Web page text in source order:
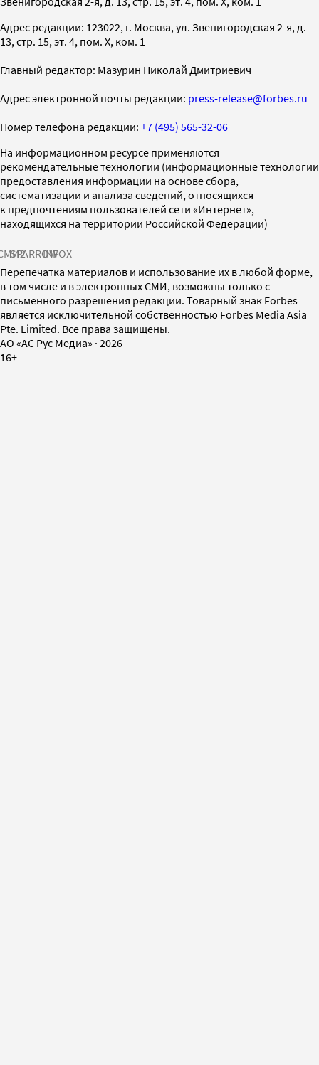
Адрес редакции: 123022, г. Москва, ул. Звенигородская 2-я, д.
13, стр. 15, эт. 4, пом. X, ком. 1
Главный редактор: Мазурин Николай Дмитриевич
Адрес электронной почты редакции: press-release@forbes.ru
Номер телефона редакции: +7 (495) 565-32-06
На информационном ресурсе применяются
рекомендательные технологии (информационные технологии
предоставления информации на основе сбора,
систематизации и анализа сведений, относящихся
к предпочтениям пользователей сети «Интернет»,
находящихся на территории Российской Федерации)
SPARROWINFOX
Перепечатка материалов и использование их в любой форме,
в том числе и в электронных СМИ, возможны только с
письменного разрешения редакции. Товарный знак Forbes
является исключительной собственностью Forbes Media Asia
Pte. Limited. Все права защищены.
AO «АС Рус Медиа» · 2026
16+